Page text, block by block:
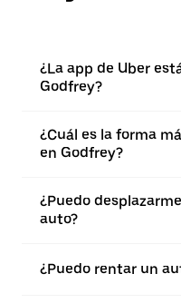
¿La app de Uber
Godfrey?
¿Cuál es la forma
en Godfrey?
¿Puedo
auto?
¿Puedo rentar un